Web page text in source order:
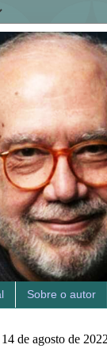
Sobre o autor
de agosto de 2022